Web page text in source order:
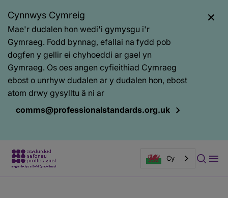
Cynnwys Cymreig
Mae'r dudalen hon wedi'i gymysgu i'r
Gymraeg. Fodd bynnag, efallai na fydd pob
dogfen y gellir ei chyhoeddi ar gael yn
Gymraeg. Os oes angen cyfieithiad Cymraeg
ebost o unrhyw dudalen ar y dudalen hon, ebost
atom drwy gysylltu â ni ar
comms@professionalstandards.org.uk
Cy